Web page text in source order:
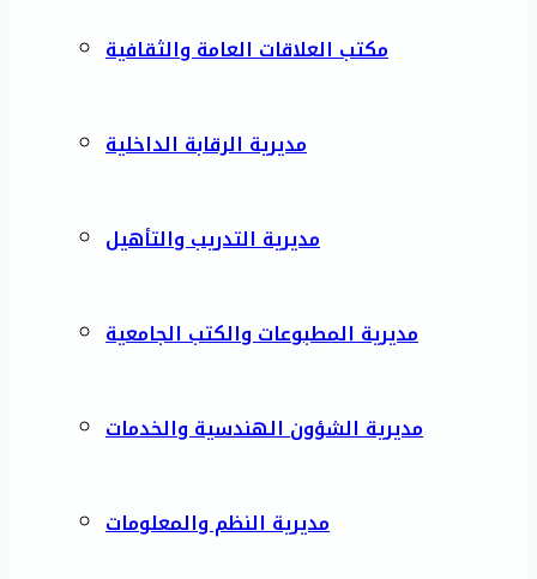
مكتب العلاقات العامة والثقافية
مديرية الرقابة الداخلية
مديرية التدريب والتأهيل
مديرية المطبوعات والكتب الجامعية
مديرية الشؤون الهندسية والخدمات
مديرية النظم والمعلومات